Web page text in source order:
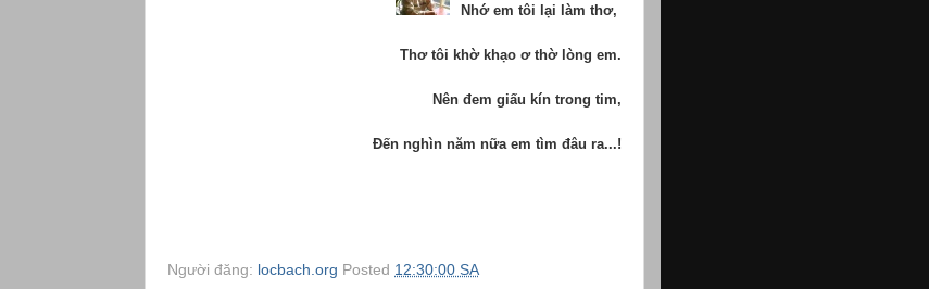
Nhớ em tôi lại làm thơ,
Thơ tôi khờ khạo ơ thờ lòng em.
Nên đem giấu kín trong tim,
Đến nghìn năm nữa em tìm đâu ra...!
Người đăng: locbach.org Posted 12:30:00 SA